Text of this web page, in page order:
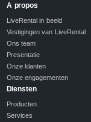
A propos
LiveRental in beeld
Vestigingen van LiveRental
Ons team
Presentatie
Onze klanten
Onze engagementen
Diensten
Producten
Services